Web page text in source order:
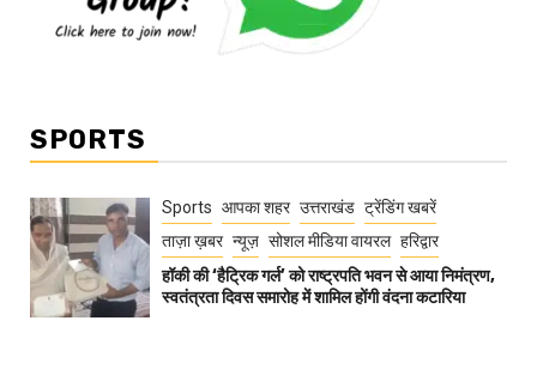
SPORTS
Sports आपका शहर उत्तराखंड ट्रेंडिंग खबरें
ताज़ा ख़बर न्यूज़ सोशल मीडिया वायरल हरिद्वार
हॉकी की ‘हैट्रिक गर्ल’ को राष्ट्रपति भवन से आया निमंत्रण,
स्वतंत्रता दिवस समारोह में शामिल होंगी वंदना कटारिया